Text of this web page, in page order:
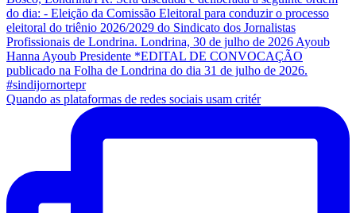
Quando as plataformas de redes sociais usam critér